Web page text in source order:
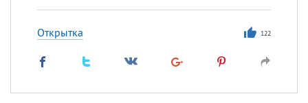
Открытка 122
Посмотреть значениеи